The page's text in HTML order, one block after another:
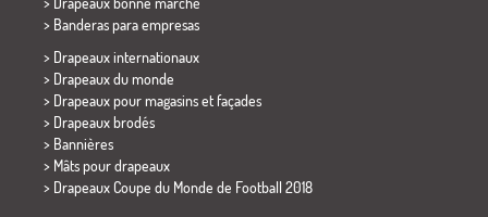
> Banderas para empresas
> Drapeaux internationaux
> Drapeaux du monde
> Drapeaux pour magasins et façades
> Drapeaux brodés
> Bannières
> Mâts pour drapeaux
> Drapeaux Coupe du Monde de Football 2018